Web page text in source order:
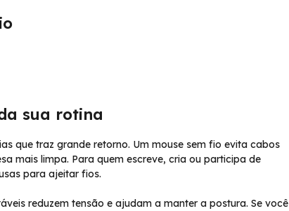
sua rotina
que traz grande retorno. Um mouse sem fio evita cabos
mais limpa. Para quem escreve, cria ou participa de
para ajeitar fios.
reduzem tensão e ajudam a manter a postura. Se você